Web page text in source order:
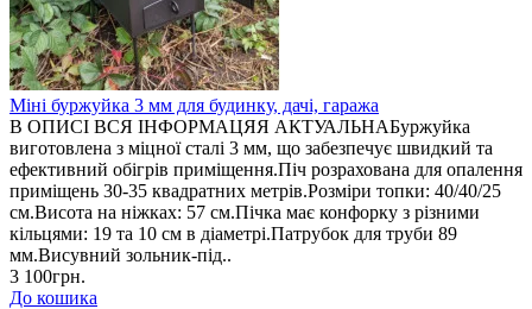
Міні буржуйка 3 мм для будинку, дачі, гаража
В ОПИСІ ВСЯ ІНФОРМАЦЯЯ АКТУАЛЬНАБуржуйка
виготовлена з міцної сталі 3 мм, що забезпечує швидкий та
ефективний обігрів приміщення.Піч розрахована для опалення
приміщень 30-35 квадратних метрів.Розміри топки: 40/40/25
см.Висота на ніжках: 57 см.Пічка має конфорку з різними
кільцями: 19 та 10 см в діаметрі.Патрубок для труби 89
мм.Висувний зольник-під..
3 100грн.
До кошика